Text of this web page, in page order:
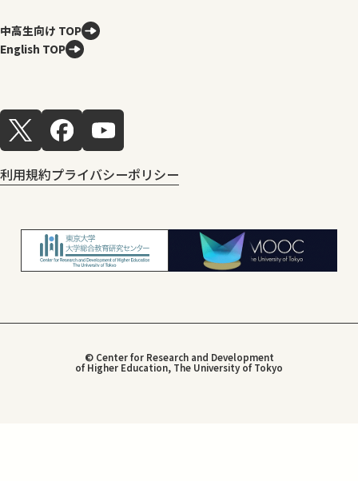
中高生向け TOP
English TOP
利用規約プライバシーポリシー
© Center for Research and Development
of Higher Education, The University of Tokyo